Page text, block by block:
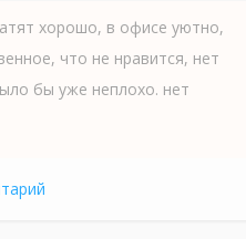
хорошо, в офисе уютно,
что не нравится, нет
бы уже неплохо. нет